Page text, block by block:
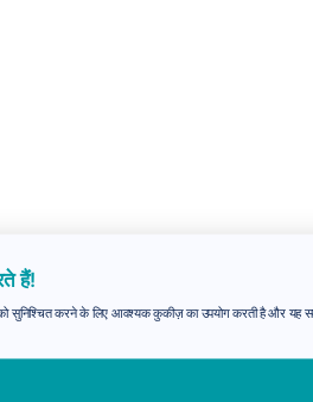
हैं!
सुनिश्चित करने के लिए आवश्यक कुकीज़ का उपयोग करती है और यह